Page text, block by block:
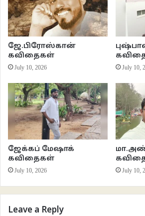
அச்சுறுத்துகிறதே
அசைவ மனதை
மலை கீழே ஓடும்
ரயிலில்
குருட்டுப் பிச்சைக்காரன்
இந்நேரம்
கடவுள் உள்ளமே கருணை இல்லமே பாடல் பாடுவான்
அதைக் கேட்க
தற்போது
வாய்பே இல்லை.
***
1+1 = 1
உறக்கம் தொலைத்த
ஜே.பிரோஸ்கான்
கவிதைகள்
July 10, 2026 July 10,
ஜேக்கப் மேஷாக்
கவிதைகள்
July 10, 2026 July 10,
Leave a Reply